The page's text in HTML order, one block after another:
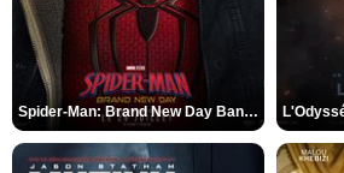
Spider-Man: Brand New Day Bande-annonce VO STFR